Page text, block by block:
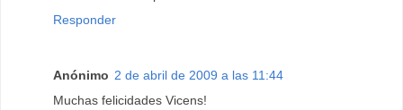
Responder
Anónimo 2 de abril de 2009 a las 11:44
Muchas felicidades Vicens!